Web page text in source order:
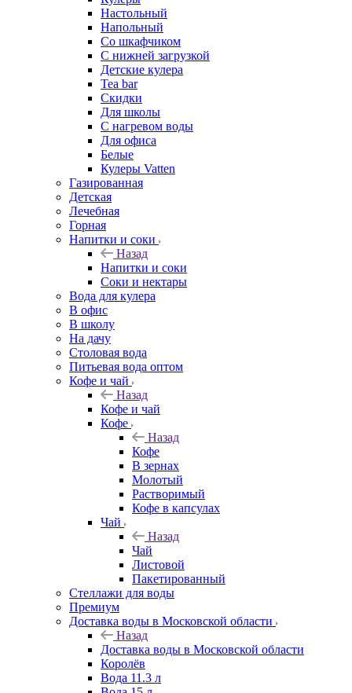
Настольный
Напольный
Со шкафчиком
С нижней загрузкой
Детские кулера
Tea bar
Скидки
Для школы
С нагревом воды
Для офиса
Белые
Кулеры Vatten
Газированная
Детская
Лечебная
Горная
Напитки и соки
Назад
Напитки и соки
Соки и нектары
Вода для кулера
В офис
В школу
На дачу
Столовая вода
Питьевая вода оптом
Кофе и чай
Назад
Кофе и чай
Кофе
Назад
Кофе
В зернах
Молотый
Растворимый
Кофе в капсулах
Чай
Назад
Чай
Листовой
Пакетированный
Стеллажи для воды
Премиум
Доставка воды в Московской области
Назад
Доставка воды в Московской области
Королёв
Вода 11.3 л